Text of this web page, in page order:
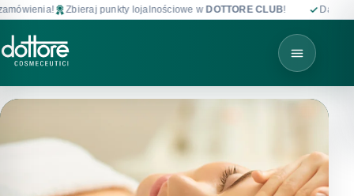
Zbieraj punkty lojalnościowe wDOTTORE CLUB! Darmowa dostawa